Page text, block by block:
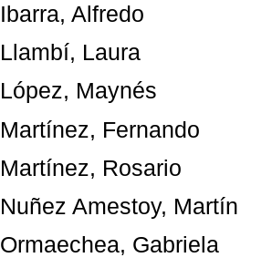
Ibarra, Alfredo
Llambí, Laura
López, Maynés
Martínez, Fernando
Martínez, Rosario
Nuñez Amestoy, Martín
Ormaechea, Gabriela